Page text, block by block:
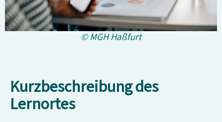
© MGH Haßfurt
Kurzbeschreibung des
Lernortes